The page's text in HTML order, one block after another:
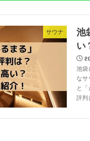
サウナ
池
い
池袋
なサ
と
評判